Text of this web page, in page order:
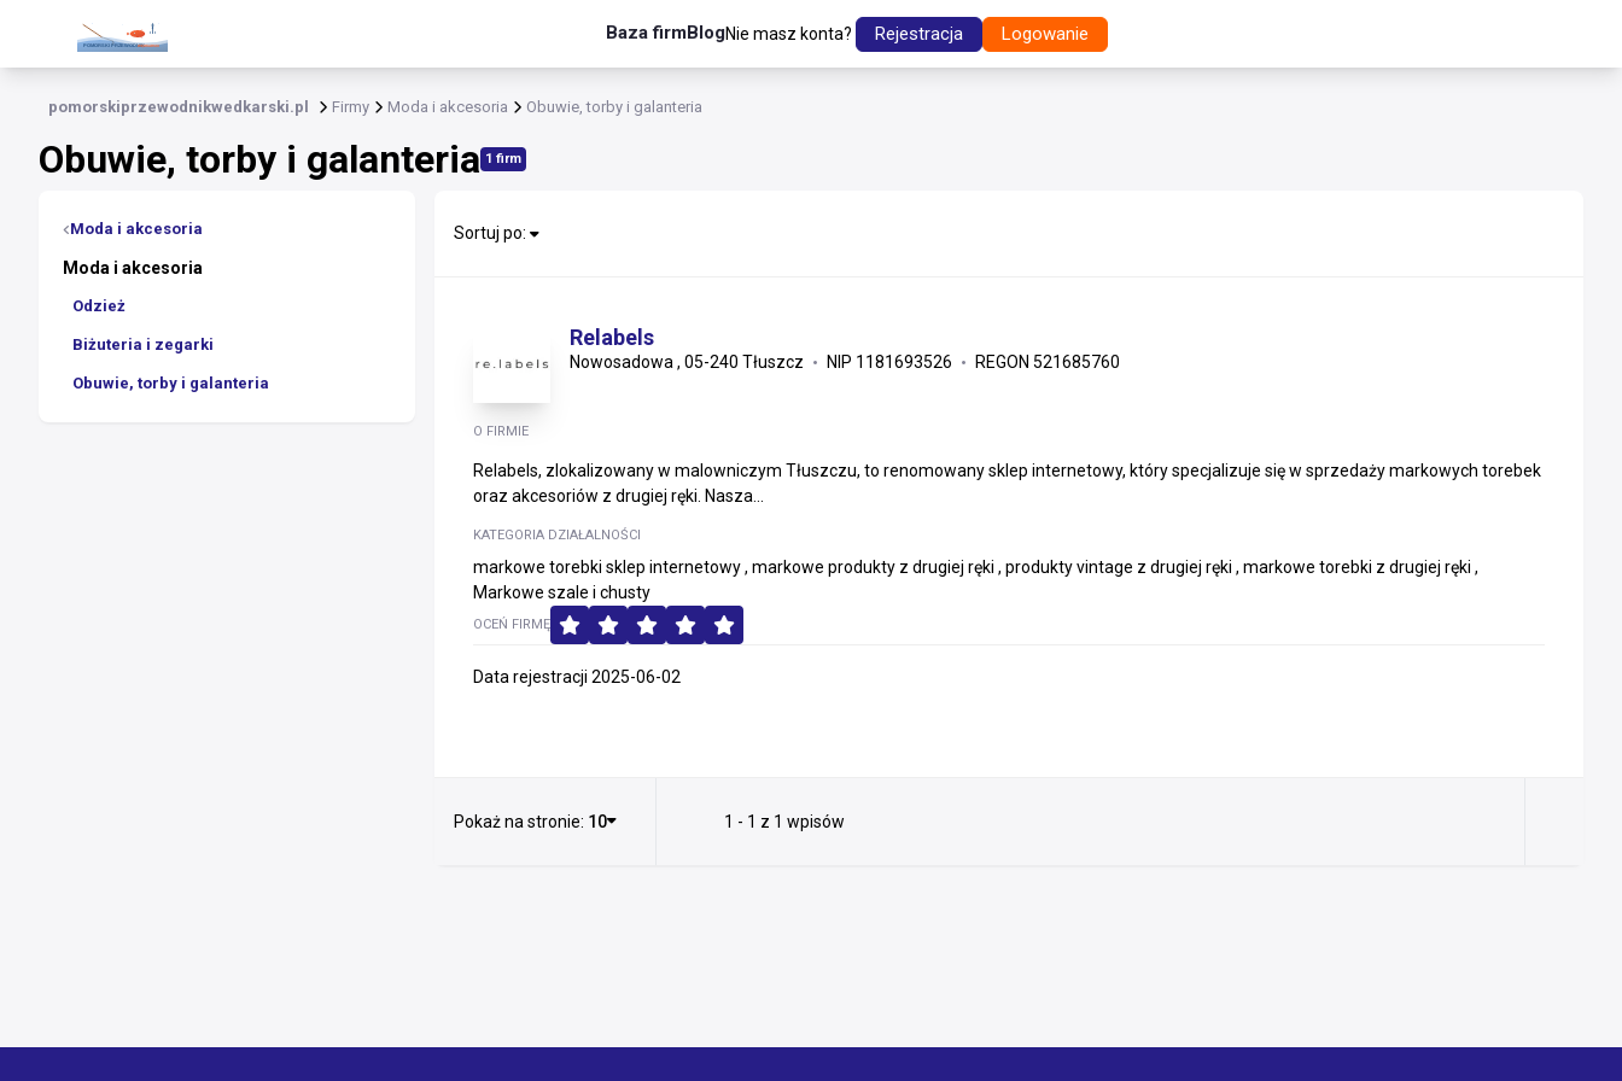
Baza firmBlogNie masz konta? Rejestracja Logowanie
pomorskiprzewodnikwedkarski.pl Firmy Moda i akcesoria Obuwie, torby i galanteria
Obuwie, torby i galanteria 1 firm
Moda i akcesoria
Moda i akcesoria
Odzież
Biżuteria i zegarki
Obuwie, torby i galanteria
Sortuj po:
Relabels
Nowosadowa , 05-240 Tłuszcz NIP 1181693526 REGON 521685760
O FIRMIE
Relabels, zlokalizowany w malowniczym Tłuszczu, to renomowany sklep internetowy, który specjalizuje się w sprzedaży markowych torebek
oraz akcesoriów z drugiej ręki. Nasza...
KATEGORIA DZIAŁALNOŚCI
markowe torebki sklep internetowy , markowe produkty z drugiej ręki , produkty vintage z drugiej ręki , markowe torebki z drugiej ręki ,
Markowe szale i chusty
OCEŃ FIRMĘ
Data rejestracji 2025-06-02
Pokaż na stronie: 10 1 - 1 z 1 wpisów